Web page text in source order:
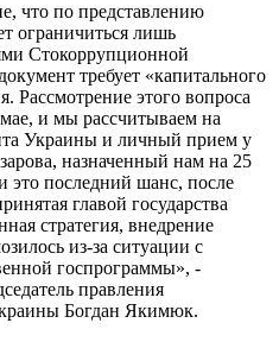
что по представлению
ограничиться лишь
Стокоррупционной
требует «капитального
Рассмотрение этого вопроса
и мы рассчитываем на
Украины и личный прием у
назначенный нам на 25
это последний шанс, после
главой государства
стратегия, внедрение
из-за ситуации с
госпрограммы», -
правления
Богдан Якимюк.